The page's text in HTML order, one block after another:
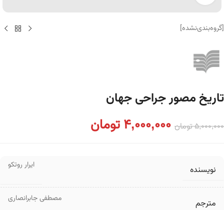
[گروه‌بندی‌نشده]
تاریخ مصور جراحی جهان
5,000,000تومان 4,000,000تومان
نویسنده ایرار روتکو
مترجم مصطفی جابرانصاری